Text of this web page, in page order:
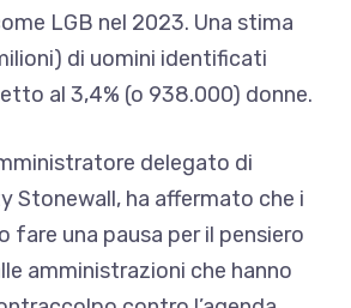
LGB nel 2023. Una stima
di uomini identificati
al 3,4% (o 938.000) donne.
delegato di
Stonewall, ha affermato che i
fare una pausa per il pensiero
amministrazioni che hanno